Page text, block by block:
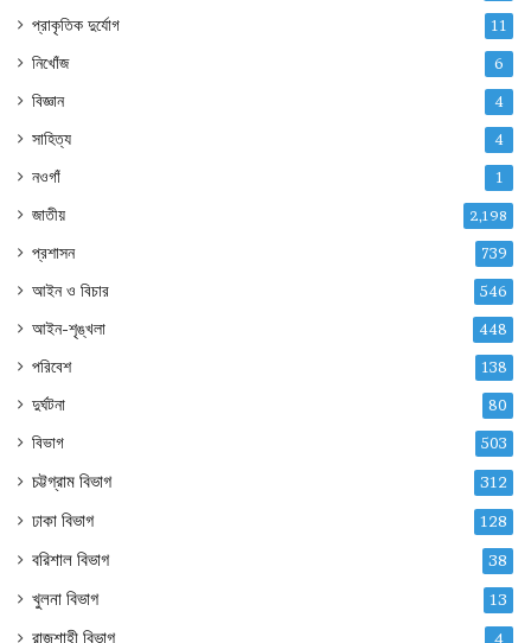
প্রাকৃতিক দুর্যোগ 11
নিখোঁজ 6
বিজ্ঞান 4
সাহিত্য 4
নওগাঁ 1
জাতীয় 2,198
প্রশাসন 739
আইন ও বিচার 546
আইন-শৃঙ্খলা 448
পরিবেশ 138
দুর্ঘটনা 80
বিভাগ 503
চট্টগ্রাম বিভাগ 312
ঢাকা বিভাগ 128
বরিশাল বিভাগ 38
খুলনা বিভাগ 13
রাজশাহী বিভাগ 4